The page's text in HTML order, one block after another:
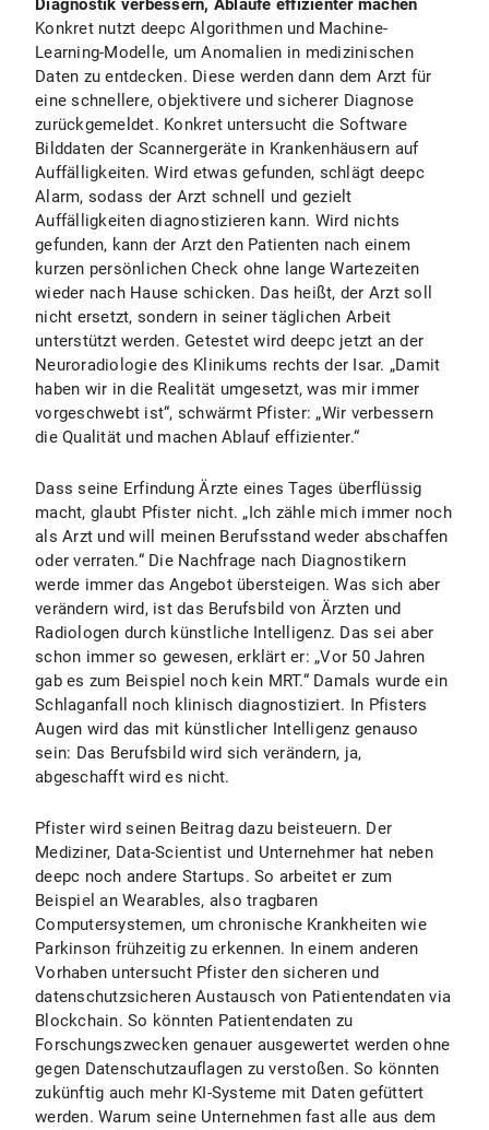
Diagnostik verbessern, Abläufe effizienter machen
Konkret nutzt deepc Algorithmen und Machine-
Learning-Modelle, um Anomalien in medizinischen
Daten zu entdecken. Diese werden dann dem Arzt für
eine schnellere, objektivere und sicherer Diagnose
zurückgemeldet. Konkret untersucht die Software
Bilddaten der Scannergeräte in Krankenhäusern auf
Auffälligkeiten. Wird etwas gefunden, schlägt deepc
Alarm, sodass der Arzt schnell und gezielt
Auffälligkeiten diagnostizieren kann. Wird nichts
gefunden, kann der Arzt den Patienten nach einem
kurzen persönlichen Check ohne lange Wartezeiten
wieder nach Hause schicken. Das heißt, der Arzt soll
nicht ersetzt, sondern in seiner täglichen Arbeit
unterstützt werden. Getestet wird deepc jetzt an der
Neuroradiologie des Klinikums rechts der Isar. „Damit
haben wir in die Realität umgesetzt, was mir immer
vorgeschwebt ist“, schwärmt Pfister: „Wir verbessern
die Qualität und machen Ablauf effizienter.“
Dass seine Erfindung Ärzte eines Tages überflüssig
macht, glaubt Pfister nicht. „Ich zähle mich immer noch
als Arzt und will meinen Berufsstand weder abschaffen
oder verraten.“ Die Nachfrage nach Diagnostikern
werde immer das Angebot übersteigen. Was sich aber
verändern wird, ist das Berufsbild von Ärzten und
Radiologen durch künstliche Intelligenz. Das sei aber
schon immer so gewesen, erklärt er: „Vor 50 Jahren
gab es zum Beispiel noch kein MRT.“ Damals wurde ein
Schlaganfall noch klinisch diagnostiziert. In Pfisters
Augen wird das mit künstlicher Intelligenz genauso
sein: Das Berufsbild wird sich verändern, ja,
abgeschafft wird es nicht.
Pfister wird seinen Beitrag dazu beisteuern. Der
Mediziner, Data-Scientist und Unternehmer hat neben
deepc noch andere Startups. So arbeitet er zum
Beispiel an Wearables, also tragbaren
Computersystemen, um chronische Krankheiten wie
Parkinson frühzeitig zu erkennen. In einem anderen
Vorhaben untersucht Pfister den sicheren und
datenschutzsicheren Austausch von Patientendaten via
Blockchain. So könnten Patientendaten zu
Forschungszwecken genauer ausgewertet werden ohne
gegen Datenschutzauflagen zu verstoßen. So könnten
zukünftig auch mehr KI-Systeme mit Daten gefüttert
werden. Warum seine Unternehmen fast alle aus dem